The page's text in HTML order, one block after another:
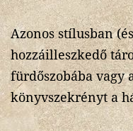
Azonos stílusban
hozzáilleszkedő
fürdőszobába vagy
könyvszekrényt a